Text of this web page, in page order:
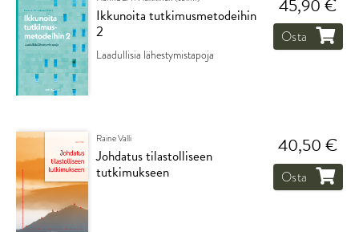
Ikkunoita tutkimusmetodeihin
2
Laadullisia lähestymistapoja
45,90 €
Osta
Raine Valli
Johdatus tilastolliseen
tutkimukseen
40,50 €
Osta